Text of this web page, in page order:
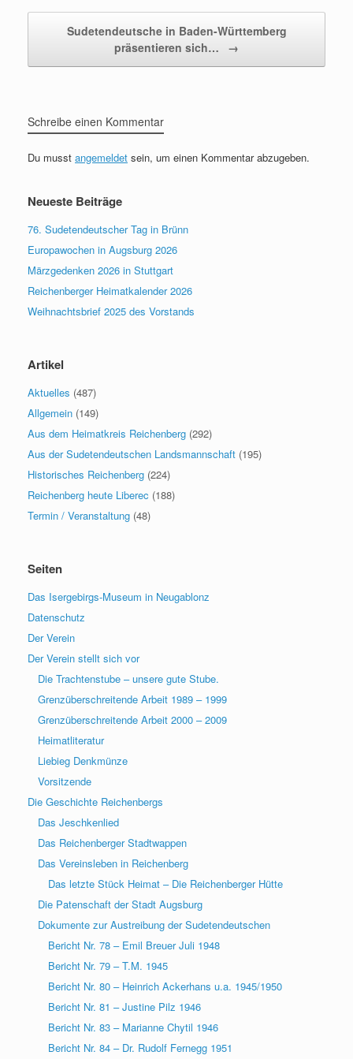
Sudetendeutsche in Baden-Württemberg
präsentieren sich…
→
Schreibe einen Kommentar
Du musst angemeldet sein, um einen Kommentar abzugeben.
Neueste Beiträge
76. Sudetendeutscher Tag in Brünn
Europawochen in Augsburg 2026
Märzgedenken 2026 in Stuttgart
Reichenberger Heimatkalender 2026
Weihnachtsbrief 2025 des Vorstands
Artikel
Aktuelles (487)
Allgemein (149)
Aus dem Heimatkreis Reichenberg (292)
Aus der Sudetendeutschen Landsmannschaft (195)
Historisches Reichenberg (224)
Reichenberg heute Liberec (188)
Termin / Veranstaltung (48)
Seiten
Das Isergebirgs-Museum in Neugablonz
Datenschutz
Der Verein
Der Verein stellt sich vor
Die Trachtenstube – unsere gute Stube.
Grenzüberschreitende Arbeit 1989 – 1999
Grenzüberschreitende Arbeit 2000 – 2009
Heimatliteratur
Liebieg Denkmünze
Vorsitzende
Die Geschichte Reichenbergs
Das Jeschkenlied
Das Reichenberger Stadtwappen
Das Vereinsleben in Reichenberg
Das letzte Stück Heimat – Die Reichenberger Hütte
Die Patenschaft der Stadt Augsburg
Dokumente zur Austreibung der Sudetendeutschen
Bericht Nr. 78 – Emil Breuer Juli 1948
Bericht Nr. 79 – T.M. 1945
Bericht Nr. 80 – Heinrich Ackerhans u.a. 1945/1950
Bericht Nr. 81 – Justine Pilz 1946
Bericht Nr. 83 – Marianne Chytil 1946
Bericht Nr. 84 – Dr. Rudolf Fernegg 1951